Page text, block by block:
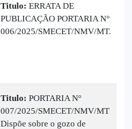
Titulo: ERRATA DE
PUBLICAÇÃO PORTARIA N°
006/2025/SMECET/NMV/MT.
Titulo: PORTARIA N°
007/2025/SMECET/NMV/MT
Dispõe sobre o gozo de